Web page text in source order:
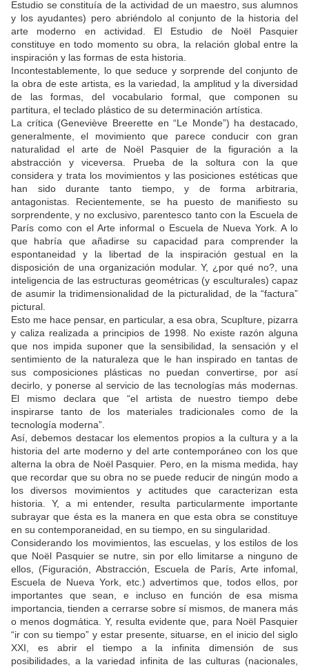
Estudio se constituía de la actividad de un maestro, sus alumnos
y los ayudantes) pero abriéndolo al conjunto de la historia del
arte moderno en actividad. El Estudio de Noël Pasquier
constituye en todo momento su obra, la relación global entre la
inspiración y las formas de esta historia.
Incontestablemente, lo que seduce y sorprende del conjunto de
la obra de este artista, es la variedad, la amplitud y la diversidad
de las formas, del vocabulario formal, que componen su
partitura, el teclado plástico de su determinación artística.
La crítica (Geneviève Breerette en “Le Monde”) ha destacado,
generalmente, el movimiento que parece conducir con gran
naturalidad el arte de Noël Pasquier de la figuración a la
abstracción y viceversa. Prueba de la soltura con la que
considera y trata los movimientos y las posiciones estéticas que
han sido durante tanto tiempo, y de forma arbitraria,
antagonistas. Recientemente, se ha puesto de manifiesto su
sorprendente, y no exclusivo, parentesco tanto con la Escuela de
París como con el Arte informal o Escuela de Nueva York. A lo
que habría que añadirse su capacidad para comprender la
espontaneidad y la libertad de la inspiración gestual en la
disposición de una organización modular. Y, ¿por qué no?, una
inteligencia de las estructuras geométricas (y esculturales) capaz
de asumir la tridimensionalidad de la picturalidad, de la “factura”
pictural.
Esto me hace pensar, en particular, a esa obra, Scuplture, pizarra
y caliza realizada a principios de 1998. No existe razón alguna
que nos impida suponer que la sensibilidad, la sensación y el
sentimiento de la naturaleza que le han inspirado en tantas de
sus composiciones plásticas no puedan convertirse, por así
decirlo, y ponerse al servicio de las tecnologías más modernas.
El mismo declara que “el artista de nuestro tiempo debe
inspirarse tanto de los materiales tradicionales como de la
tecnología moderna”.
Así, debemos destacar los elementos propios a la cultura y a la
historia del arte moderno y del arte contemporáneo con los que
alterna la obra de Noël Pasquier. Pero, en la misma medida, hay
que recordar que su obra no se puede reducir de ningún modo a
los diversos movimientos y actitudes que caracterizan esta
historia. Y, a mi entender, resulta particularmente importante
subrayar que ésta es la manera en que esta obra se constituye
en su contemporaneidad, en su tiempo, en su singularidad.
Considerando los movimientos, las escuelas, y los estilos de los
que Noël Pasquier se nutre, sin por ello limitarse a ninguno de
ellos, (Figuración, Abstracción, Escuela de París, Arte infomal,
Escuela de Nueva York, etc.) advertimos que, todos ellos, por
importantes que sean, e incluso en función de esa misma
importancia, tienden a cerrarse sobre sí mismos, de manera más
o menos dogmática. Y, resulta evidente que, para Noël Pasquier
“ir con su tiempo” y estar presente, situarse, en el inicio del siglo
XXI, es abrir el tiempo a la infinita dimensión de sus
posibilidades, a la variedad infinita de las culturas (nacionales,